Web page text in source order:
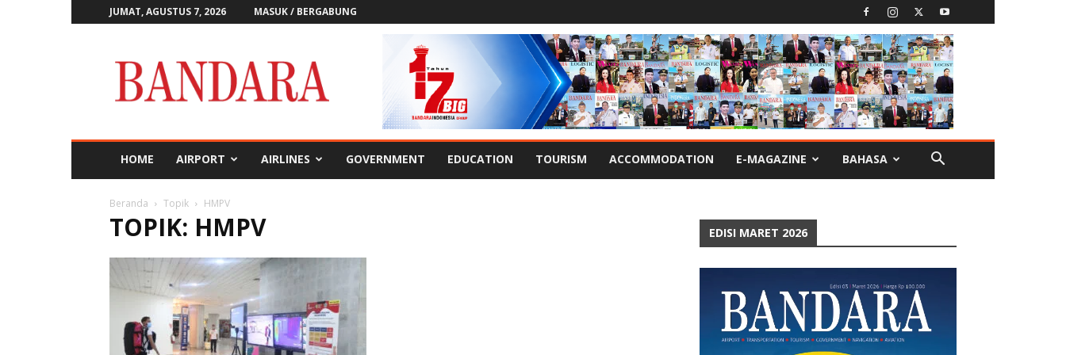
JUMAT, AGUSTUS 7, 2026 MASUK / BERGABUNG
Bandara
HOME AIRPORT AIRLINES GOVERNMENT EDUCATION TOURISM ACCOMMODATION E-MAGAZINE BAHASA
Beranda Topik HMPV
TOPIK: HMPV EDISI MARET 2026